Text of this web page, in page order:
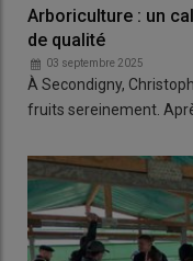
Arboriculture : un
de qualité
03 septembre 2025
À Secondigny,
fruits sereinement.